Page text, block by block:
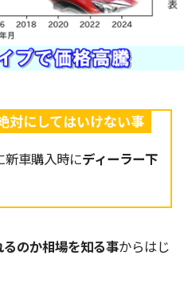
にしてはいけない事
新車購入時にディーラー下
のか相場を知る事からはじ